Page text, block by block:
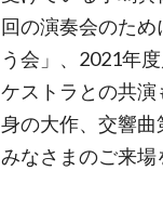
回の演奏会のた
う会」、2021年
ケストラとの共
身の大作、交響
みなさまのご来